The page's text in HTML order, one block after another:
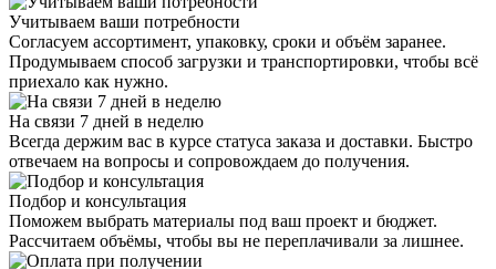
Учитываем ваши потребности
Согласуем ассортимент, упаковку, сроки и объём заранее.
Продумываем способ загрузки и транспортировки, чтобы всё
приехало как нужно.
На связи 7 дней в неделю
Всегда держим вас в курсе статуса заказа и доставки. Быстро
отвечаем на вопросы и сопровождаем до получения.
Подбор и консультация
Поможем выбрать материалы под ваш проект и бюджет.
Рассчитаем объёмы, чтобы вы не переплачивали за лишнее.